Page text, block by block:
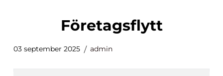
Företagsflytt
03 september 2025 admin